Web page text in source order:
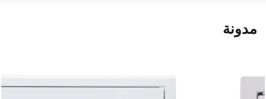
مدونة